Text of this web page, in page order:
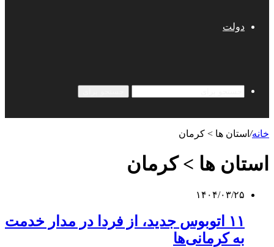
دولت
خانه/ استان ها > کرمان
استان ها > کرمان
۱۴۰۴/۰۳/۲۵
۱۱ اتوبوس جدید، از فردا در مدار خدمت
به کرمانی‌ها